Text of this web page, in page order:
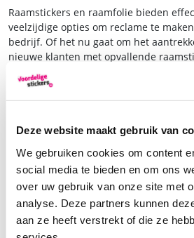
Deze website maakt gebruik van
We gebruiken cookies om content
social media te bieden en om ons
over uw gebruik van onze site met
analyse. Deze partners kunnen
aan ze heeft verstrekt of die ze
Raamstickers en raamfolie bieden
veelzijdige opties om reclame te
bedrijf. Of het nu gaat om het
nieuwe klanten met opvallende
creëren van een professionele
comfort met raamfolie, deze tools zijn
waardevolle aanvulling op je
Wil je meer weten over hoe
werken? Neem vandaag nog contactop
voordeligestickers.nl en ontdek de vele
mogelijkheden voor effectieve reclame.